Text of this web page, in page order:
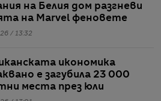
на Белия дом разгневи
на Marvel феновете
/ 13:32
икономика
е загубила 23 000
места през юли